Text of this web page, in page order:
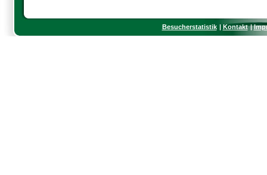
Besucherstatistik Kontakt